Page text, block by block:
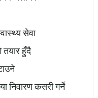
सेवा
तयार हुँदै
निवारण कसरी गर्ने